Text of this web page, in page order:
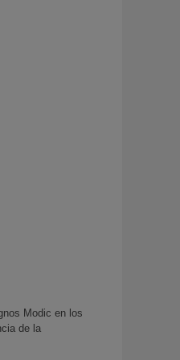
Modic en los
de la